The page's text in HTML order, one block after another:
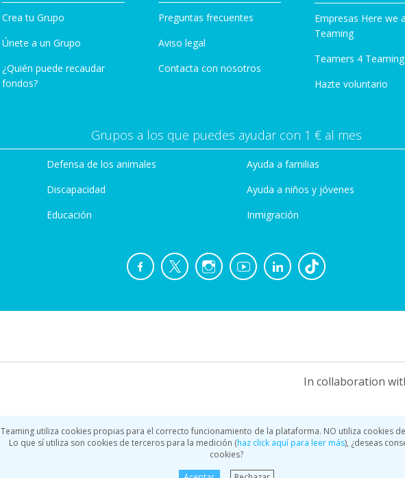
Teaming utiliza cookies propias para el correcto funcionamiento de la plataforma. NO utiliza cookies
Lo que sí utiliza son cookies de terceros para la medición (haz click aquí para leer más), ¿deseas
cookies?
Crea tu Grupo
Únete a un Grupo
¿Quién puede recaudar
fondos?
Preguntas frecuentes
Aviso legal
Contacta con nosotros
Empresas Here we
Teaming
Teamers 4 Teaming
Hazte voluntario
Grupos a los que puedes ayudar con 1 € al mes
Defensa de los animales
Discapacidad
Educación
Ayuda a familias
Ayuda a niños y jóvenes
Inmigración
In collaboration